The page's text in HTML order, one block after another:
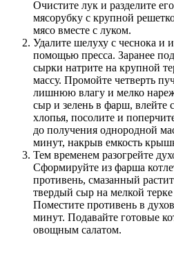
Очистите лук и разделите
мясорубку с крупной
мясо вместе с луком.
Удалите шелуху с чеснока и
помощью пресса. Заранее
сырки натрите на крупной
массу. Промойте четверть
лишнюю влагу и мелко
сыр и зелень в фарш, влейте
хлопья, посолите и
до получения однородной
минут, накрыв емкость
Тем временем разогрейте
Сформируйте из фарша
противень, смазанный
твердый сыр на мелкой
Поместите противень в
минут. Подавайте готовые
овощным салатом.